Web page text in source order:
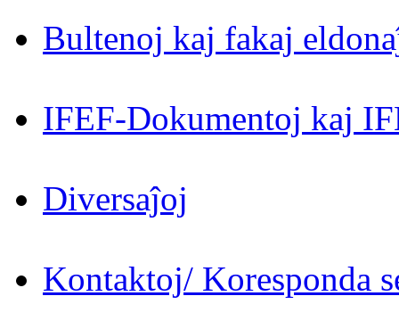
Bultenoj kaj fakaj
IFEF-Dokumentoj kaj
Diversaĵoj
Kontaktoj/ Koresponda